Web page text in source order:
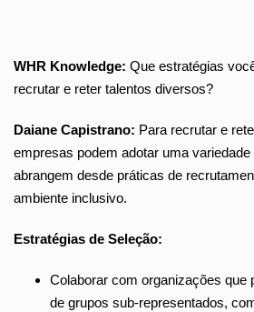
WHR Knowledge: Que estratégias
recrutar e reter talentos diversos?
Daiane Capistrano: Para recrutar e
empresas podem adotar uma
abrangem desde práticas de
ambiente inclusivo.
Estratégias de Seleção:
Colaborar com organizações que
de grupos sub-representados,